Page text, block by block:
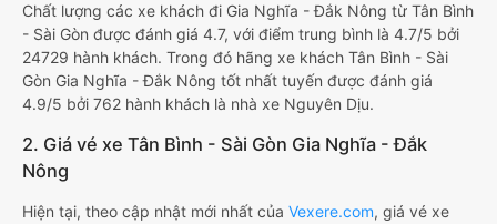
Chất lượng các xe khách đi Gia Nghĩa - Đắk Nông từ Tân Bình
- Sài Gòn được đánh giá 4.7, với điểm trung bình là 4.7/5 bởi
24729 hành khách. Trong đó hãng xe khách Tân Bình - Sài
Gòn Gia Nghĩa - Đắk Nông tốt nhất tuyến được đánh giá
4.9/5 bởi 762 hành khách là nhà xe Nguyên Dịu.
2. Giá vé xe Tân Bình - Sài Gòn Gia Nghĩa - Đắk
Nông
Hiện tại, theo cập nhật mới nhất của Vexere.com, giá vé xe